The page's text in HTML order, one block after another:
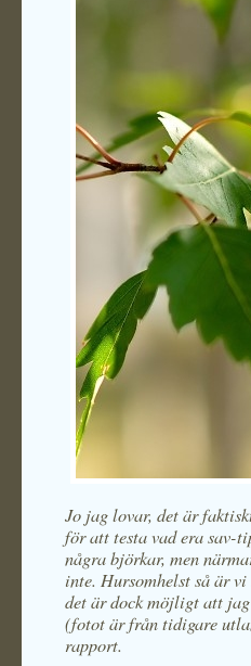
Jo jag lovar, det är
för att testa vad era sav-
några björkar, men
inte. Hursomhelst så är
det är dock möjligt att
(fotot är från tidigare
rapport.